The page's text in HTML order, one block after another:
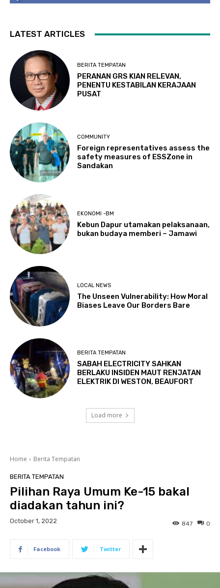
LATEST ARTICLES
BERITA TEMPATAN
PERANAN GRS KIAN RELEVAN,
PENENTU KESTABILAN KERAJAAN
PUSAT
COMMUNITY
Foreign representatives assess the
safety measures of ESSZone in
Sandakan
EKONOMI -BM
Kebun Dapur utamakan pelaksanaan,
bukan budaya memberi – Jamawi
LOCAL NEWS
The Unseen Vulnerability: How Moral
Biases Leave Our Borders Bare
BERITA TEMPATAN
SABAH ELECTRICITY SAHKAN
BERLAKU INSIDEN MAUT RENJATAN
ELEKTRIK DI WESTON, BEAUFORT
Load more